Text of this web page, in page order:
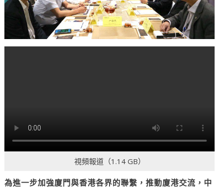
視頻報道（1.14 GB）
為進一步加強廈門與香港各界的聯繫，推動廈港交流，中